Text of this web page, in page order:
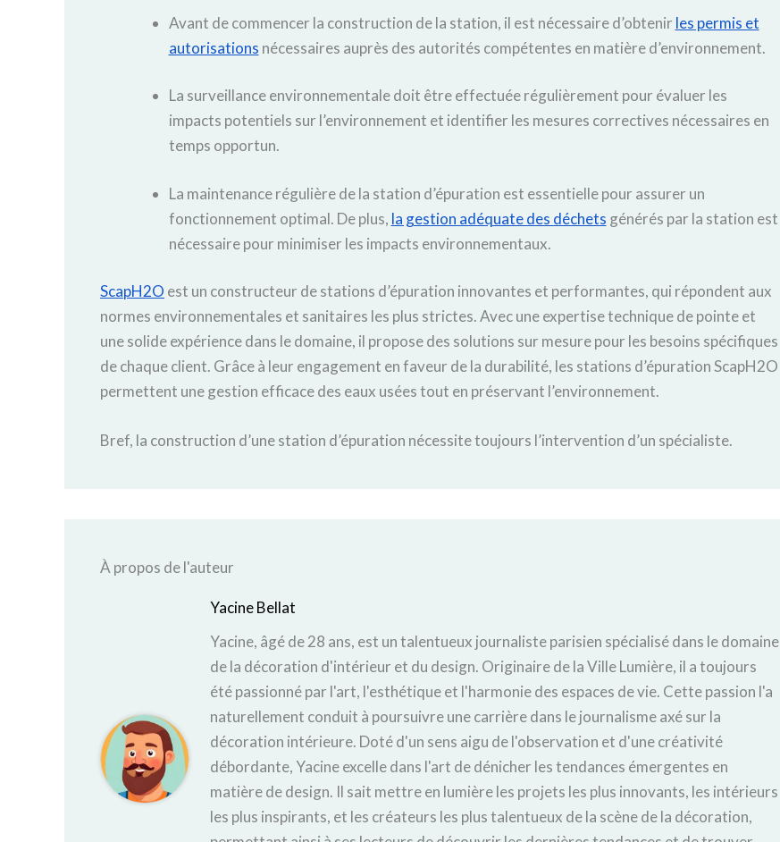
Avant de commencer la construction de la station, il est nécessaire d’obtenir les permis et
autorisations nécessaires auprès des autorités compétentes en matière d’environnement.
La surveillance environnementale doit être effectuée régulièrement pour évaluer les
impacts potentiels sur l’environnement et identifier les mesures correctives nécessaires en
temps opportun.
La maintenance régulière de la station d’épuration est essentielle pour assurer un
fonctionnement optimal. De plus, la gestion adéquate des déchets générés par la station est
nécessaire pour minimiser les impacts environnementaux.
ScapH2O est un constructeur de stations d’épuration innovantes et performantes, qui répondent aux
normes environnementales et sanitaires les plus strictes. Avec une expertise technique de pointe et
une solide expérience dans le domaine, il propose des solutions sur mesure pour les besoins spécifiques
de chaque client. Grâce à leur engagement en faveur de la durabilité, les stations d’épuration ScapH2O
permettent une gestion efficace des eaux usées tout en préservant l’environnement.
Bref, la construction d’une station d’épuration nécessite toujours l’intervention d’un spécialiste.
À propos de l'auteur
Yacine Bellat
Yacine, âgé de 28 ans, est un talentueux journaliste parisien spécialisé dans le domaine
de la décoration d'intérieur et du design. Originaire de la Ville Lumière, il a toujours
été passionné par l'art, l'esthétique et l'harmonie des espaces de vie. Cette passion l'a
naturellement conduit à poursuivre une carrière dans le journalisme axé sur la
décoration intérieure. Doté d'un sens aigu de l'observation et d'une créativité
débordante, Yacine excelle dans l'art de dénicher les tendances émergentes en
matière de design. Il sait mettre en lumière les projets les plus innovants, les intérieurs
les plus inspirants, et les créateurs les plus talentueux de la scène de la décoration,